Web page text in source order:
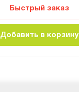
Быстрый заказ
Добавить в корзину